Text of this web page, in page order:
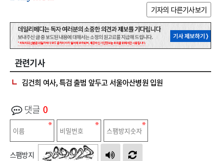
기자의 다른기사보기
관련기사
김건희 여사, 특검 출범 앞두고 서울아산병원 입원
댓글 0
스팸방지